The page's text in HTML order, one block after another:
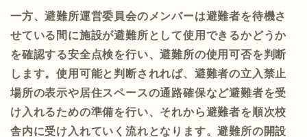
一方、避難所運営委員会のメンバーは避難者を待機さ
せている間に施設が避難所として使用できるかどうか
を確認する安全点検を行い、避難所の使用可否を判断
します。使用可能と判断されれば、避難者の立入禁止
場所の表示や居住スペースの通路確保など避難者を受
け入れるための準備を行い、それから避難者を順次校
舎内に受け入れていく流れとなります。避難所の開設